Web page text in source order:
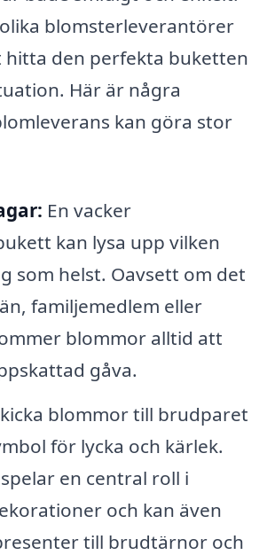
blomsterleverantörer
hitta den perfekta buketten
Här är några
kan göra stor
En vacker
kan lysa upp vilken
som helst. Oavsett om det
familjemedlem eller
blommor alltid att
gåva.
blommor till brudparet
för lycka och kärlek.
en central roll i
och kan även
till brudtärnor och